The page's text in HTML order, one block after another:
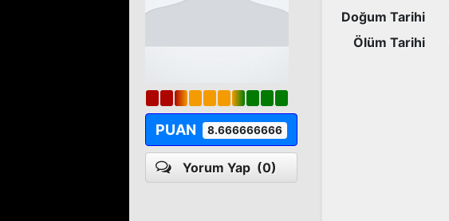
PUAN 8.666666666
Yorum Yap (0)
Doğum Tarihi
Ölüm Tarihi